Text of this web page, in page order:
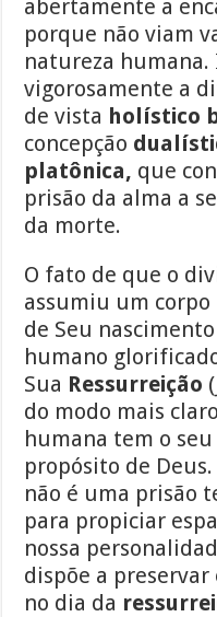
abertamente a
porque não viam
natureza humana.
vigorosamente a
de vista holístico
concepção
platônica, que
prisão da alma a
da morte.
O fato de que o
assumiu um corpo
de Seu
humano
Sua Ressurreição
do modo mais
humana tem o
propósito de
não é uma prisão
para propiciar
nossa
dispõe a
no dia da